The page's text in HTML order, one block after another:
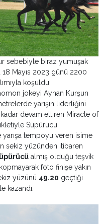
sebebiyle biraz yumuşak
Mayıs 2023 günü 2200
koşuldu.
jokeyi Ayhan Kurşun
yarışın liderliğini
devam ettiren Miracle of
Süpürücü
yarışa tempoyu veren isime
sekiz yüzünden itibaren
almış olduğu teşvik
foto finişe yakın
yüzünü 49.20 geçtiği
kazandı.